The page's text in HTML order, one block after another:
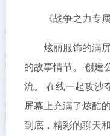
《战争之力专
炫丽服饰的满
的故事情节。 创建
流。 在线一起攻沙
屏幕上充满了炫酷
到底，精彩的聊天